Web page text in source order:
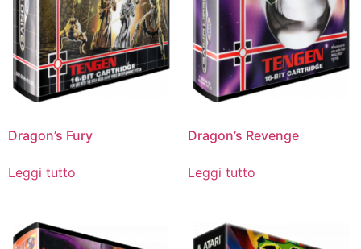
Dragon’s Fury
Leggi tutto
Dragon’s Revenge
Leggi tutto